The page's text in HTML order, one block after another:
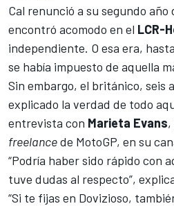
Cal renunció a su segundo
encontró acomodo en el LCR-
independiente. O esa era,
se había impuesto de aquella
Sin embargo, el británico, seis
explicado la verdad de todo
entrevista con Marieta Evans
freelancede MotoGP, en su
“Podría haber sido rápido con
tuve dudas al respecto”,
“Si te fijas en Dovizioso,